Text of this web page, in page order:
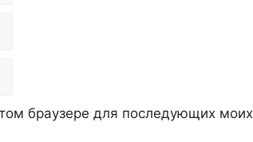
браузере для последующих моих